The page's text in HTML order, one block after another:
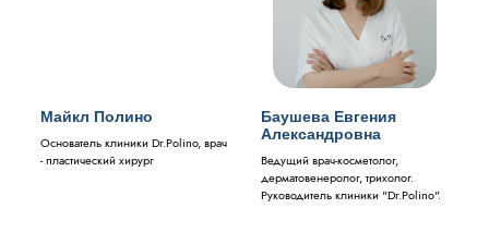
Майкл Полино
Основатель клиники Dr.Polino, врач
- пластический хирург
Баушева Евгения
Александровна
Ведущий врач-косметолог,
дерматовенеролог, трихолог.
Руководитель клиники "Dr.Polino".